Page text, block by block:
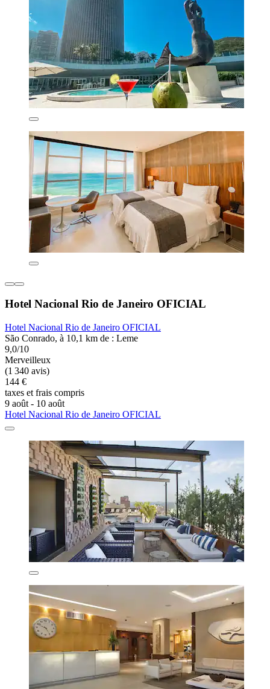
Hotel Nacional Rio de Janeiro OFICIAL
Hotel Nacional Rio de Janeiro OFICIAL
São Conrado, à 10,1 km de : Leme
9,0/10
Merveilleux
(1 340 avis)
144 €
taxes et frais compris
9 août - 10 août
Hotel Nacional Rio de Janeiro OFICIAL